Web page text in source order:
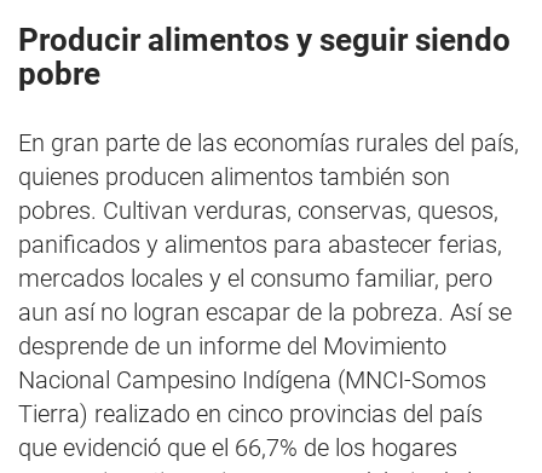
Producir alimentos y seguir siendo
pobre
En gran parte de las economías rurales del país,
quienes producen alimentos también son
pobres. Cultivan verduras, conservas, quesos,
panificados y alimentos para abastecer ferias,
mercados locales y el consumo familiar, pero
aun así no logran escapar de la pobreza. Así se
desprende de un informe del Movimiento
Nacional Campesino Indígena (MNCI-Somos
Tierra) realizado en cinco provincias del país
que evidenció que el 66,7% de los hogares